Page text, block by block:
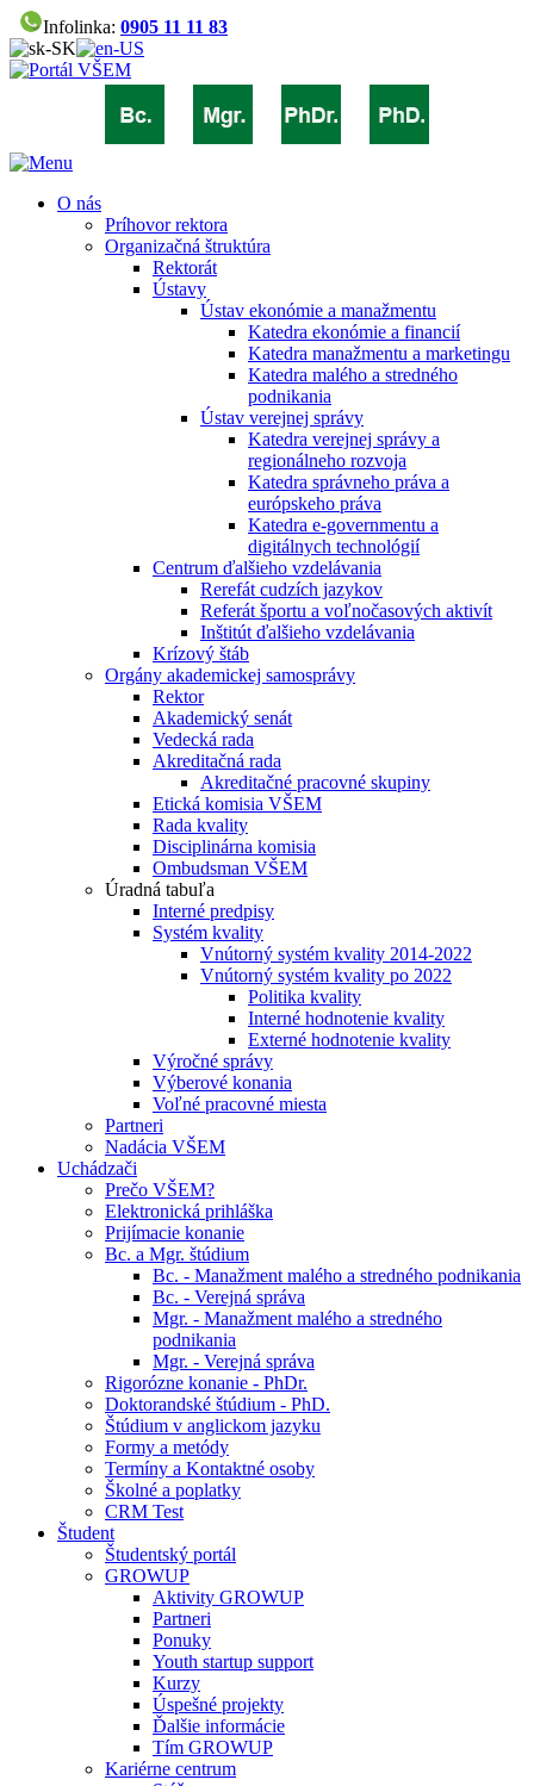
Infolinka: 0905 11 11 83
O nás
Príhovor rektora
Organizačná štruktúra
Rektorát
Ústavy
Ústav ekonómie a manažmentu
Katedra ekonómie a financií
Katedra manažmentu a marketingu
Katedra malého a stredného
podnikania
Ústav verejnej správy
Katedra verejnej správy a
regionálneho rozvoja
Katedra správneho práva a
európskeho práva
Katedra e-governmentu a
digitálnych technológií
Centrum ďalšieho vzdelávania
Rerefát cudzích jazykov
Referát športu a voľnočasových aktivít
Inštitút ďalšieho vzdelávania
Krízový štáb
Orgány akademickej samosprávy
Rektor
Akademický senát
Vedecká rada
Akreditačná rada
Akreditačné pracovné skupiny
Etická komisia VŠEM
Rada kvality
Disciplinárna komisia
Ombudsman VŠEM
Úradná tabuľa
Interné predpisy
Systém kvality
Vnútorný systém kvality 2014-2022
Vnútorný systém kvality po 2022
Politika kvality
Interné hodnotenie kvality
Externé hodnotenie kvality
Výročné správy
Výberové konania
Voľné pracovné miesta
Partneri
Nadácia VŠEM
Uchádzači
Prečo VŠEM?
Elektronická prihláška
Prijímacie konanie
Bc. a Mgr. štúdium
Bc. - Manažment malého a stredného podnikania
Bc. - Verejná správa
Mgr. - Manažment malého a stredného
podnikania
Mgr. - Verejná správa
Rigorózne konanie - PhDr.
Doktorandské štúdium - PhD.
Štúdium v anglickom jazyku
Formy a metódy
Termíny a Kontaktné osoby
Školné a poplatky
CRM Test
Študent
Študentský portál
GROWUP
Aktivity GROWUP
Partneri
Ponuky
Youth startup support
Kurzy
Úspešné projekty
Ďalšie informácie
Tím GROWUP
Kariérne centrum